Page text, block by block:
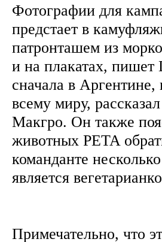
Фотографии для
предстает в
патронташем из
и на плакатах,
сначала в
всему миру,
Макгро. Он также
животных PETA
команданте
является
Примечательно, что